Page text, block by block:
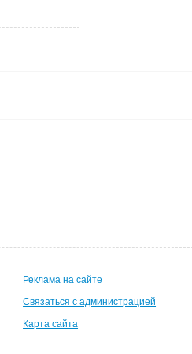
Реклама на сайте
Связаться с администрацией
Карта сайта